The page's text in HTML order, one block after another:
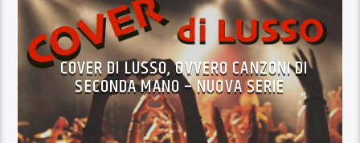
COVER DI LUSSO, OVVERO CANZONI DI
SECONDA MANO – NUOVA SERIE